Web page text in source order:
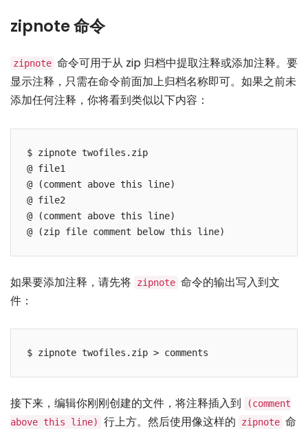
zipnote 命令
zipnote 命令可用于从 zip 归档中提取注释或添加注释。要
显示注释，只需在命令前面加上归档名称即可。如果之前未
添加任何注释，你将看到类似以下内容：
$ zipnote twofiles.zip
@ file1
@ (comment above this line)
@ file2
@ (comment above this line)
@ (zip file comment below this line)
如果要添加注释，请先将 zipnote 命令的输出写入到文
件：
$ zipnote twofiles.zip > comments
接下来，编辑你刚刚创建的文件，将注释插入到
(comment
above this line)
行上方。然后使用像这样的 zipnote 命